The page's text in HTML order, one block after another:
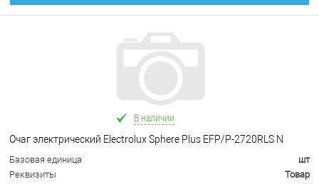
В наличии
Очаг электрический Electrolux Sphere Plus EFP/P-2720RLS N
Базовая единица
шт
Реквизиты
Товар